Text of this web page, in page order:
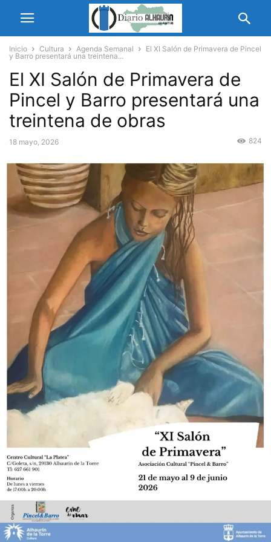
Inicio Cultura Agenda Semanal
El XI Salón de Primavera de Pincel
y Barro presentará una treintena...
El XI Salón de Primavera de
Pincel y Barro presentará una
treintena de obras
18 mayo, 2026 824